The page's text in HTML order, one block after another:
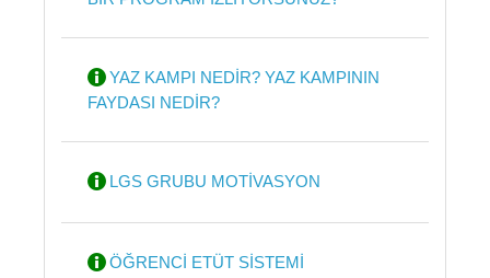
YAZ KAMPI NEDİR? YAZ KAMPININ
FAYDASI NEDİR?
LGS GRUBU MOTİVASYON
ÖĞRENCİ ETÜT SİSTEMİ